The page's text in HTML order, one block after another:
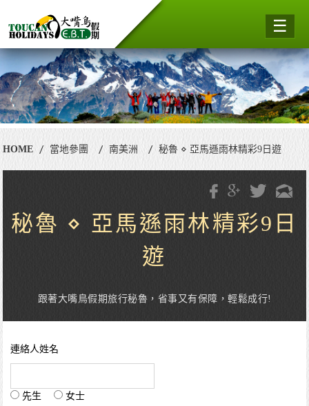
☰
HOME 當地參團 南美洲 秘魯 ⋄ 亞馬遜雨林精彩9日遊
秘魯 ⋄ 亞馬遜雨林精彩9日
遊
跟著大嘴鳥假期旅行秘魯，省事又有保障，輕鬆成行!
連絡人姓名
先生 女士